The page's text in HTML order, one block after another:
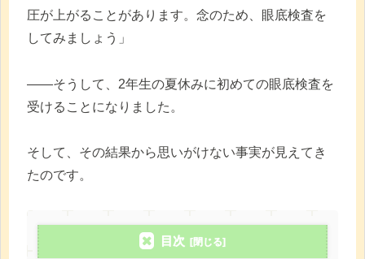
圧が上がることがあります。念のため、眼底検査を
してみましょう」
――そうして、2年生の夏休みに初めての眼底検査を
受けることになりました。
そして、その結果から思いがけない事実が見えてき
たのです。
目次